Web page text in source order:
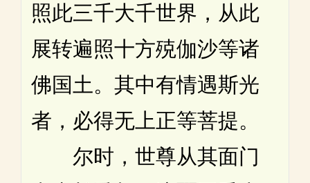
照此三千大千世界，从此
展转遍照十方殑伽沙等诸
佛国土。其中有情遇斯光
者，必得无上正等菩提。
尔时，世尊从其面门